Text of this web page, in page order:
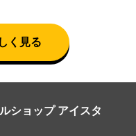
く見る
ショップ アイスタ